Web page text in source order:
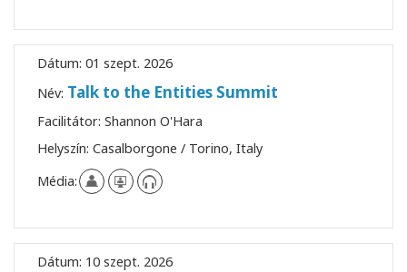
Dátum: 01 szept. 2026
Név: Talk to the Entities Summit
Facilitátor: Shannon O'Hara
Helyszín: Casalborgone / Torino, Italy
Média:
Dátum: 10 szept. 2026